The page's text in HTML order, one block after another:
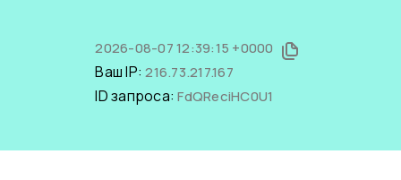
2026-08-07 12:39:15 +0000
Ваш IP:216.73.217.167
ID запроса:FdQReciHC0U1